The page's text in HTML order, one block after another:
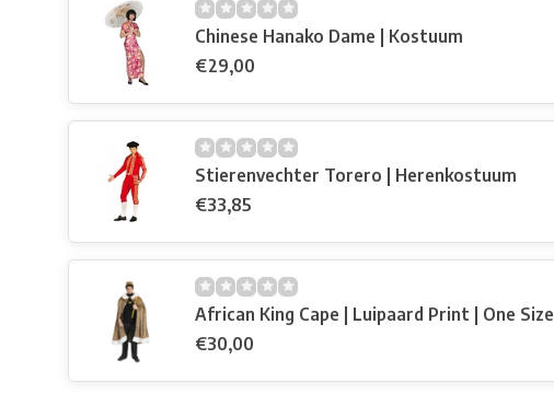
Chinese Hanako Dame | Kostuum
€29,00
Stierenvechter Torero | Herenkostuum
€33,85
African King Cape | Luipaard Print | One Size
€30,00